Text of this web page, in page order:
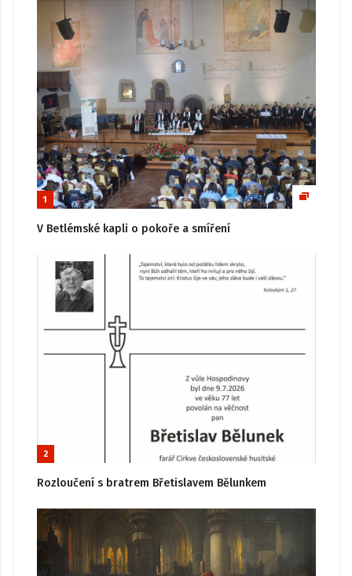
1
V Betlémské kapli o pokoře a smíření
2
Rozloučení s bratrem Břetislavem Bělunkem